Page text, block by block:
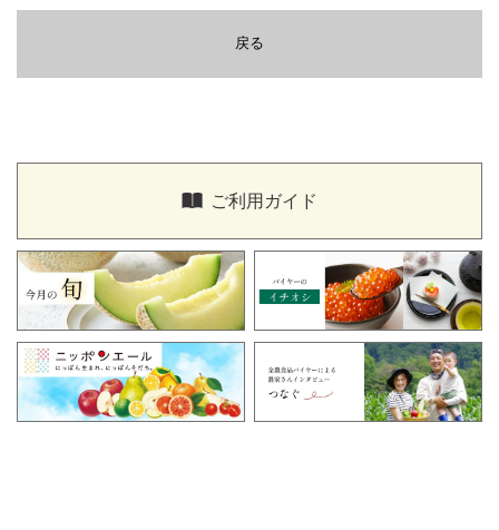
合せください。
当サイトでは利用者様の識別やサイトの利便性向上のために
もしくは「全農食品オンラインショップ窓口」にご連絡
「全農食品オンラインショップ窓口」
TEL：0120-058-047
FAX：03-3350-2153
メールアドレス：info@zfc-shop.jp
※受付時間：午前9時～午後5時 土・日・祝日・年末年始(12
月29日～1月4日)は休業とさせていただきます。
※当社は下記の認定個人情報保護団体の対象事業者となっていま
す。
戻る
ご利用ガイド